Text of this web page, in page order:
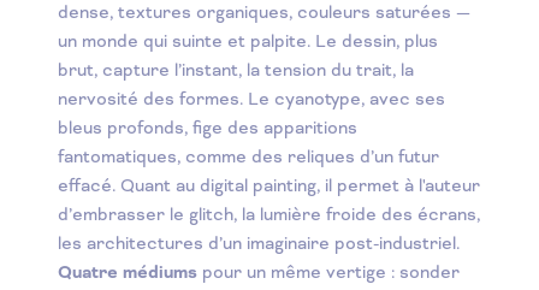
dense, textures organiques, couleurs saturées —
un monde qui suinte et palpite. Le dessin, plus
brut, capture l’instant, la tension du trait, la
nervosité des formes. Le cyanotype, avec ses
bleus profonds, fige des apparitions
fantomatiques, comme des reliques d’un futur
effacé. Quant au digital painting, il permet à l'auteur
d’embrasser le glitch, la lumière froide des écrans,
les architectures d’un imaginaire post-industriel.
Quatre médiums pour un même vertige : sonder